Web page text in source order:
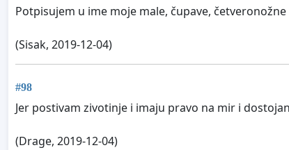
Potpisujem u ime moje male, čupave,
(Sisak, 2019-12-04)
#98
Jer postivam zivotinje i imaju pravo na mir i
(Drage, 2019-12-04)